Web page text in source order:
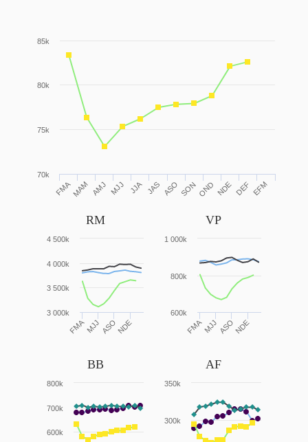
FMAMAM AMJ MJJ JJA JAS ASO SONOND NDE DEF EFM
70k
75k
80k
85k
RM
FMA ASO
MJJ NDE
3 000k
3 500k
4 000k
4 500k
VP
FMA ASO
MJJ NDE
600k
800k
1 000k
BB
600k
700k
800k
AF
300k
350k